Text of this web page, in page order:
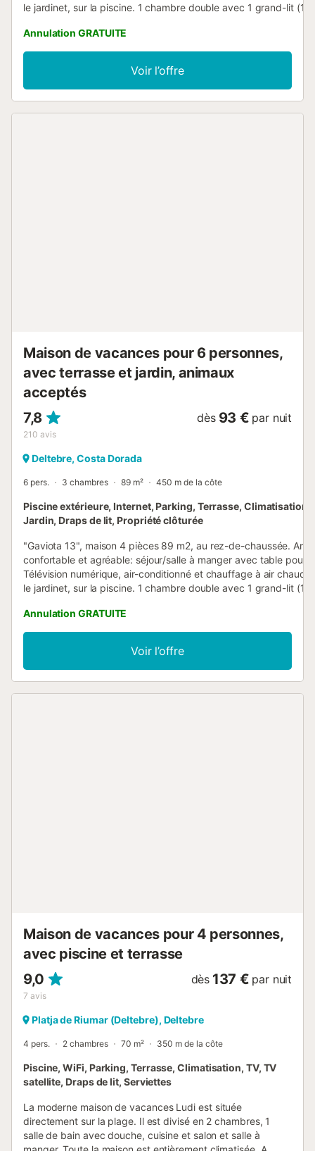
le jardinet, sur la piscine. 1 chambre double avec 1 grand-lit
avec: 2 lits (90 cm, longueur 190 cm). Cuisine (four, 4 plaques
vitrocéramiques, grille-pain, micro-ondes, congélateur, cafetière
électrique). Bain/bidet/WC. Air-conditionné, chauffage à air
Meubles de terrasse, barbecue, chaises longues (2), loggia. A
lave-linge, fer à repasser, moustiquaire. Internet (Connexion
Annulation GRATUITE
Voir l’offre
Maison de vacances pour 6 personnes,
avec terrasse et jardin, animaux
acceptés
7,8
210 avis
dès 93 € par nuit
Deltebre, Costa Dorada
6 pers. 3 chambres 89 m² 450 m de la côte
Piscine extérieure, Internet, Parking, Terrasse, Climatisation,
Jardin, Draps de lit, Propriété clôturée
"Gaviota 13", maison 4 pièces 89 m2, au rez-de-chaussée.
confortable et agréable: séjour/salle à manger avec table pour
Télévision numérique, air-conditionné et chauffage à air chaud.
le jardinet, sur la piscine. 1 chambre double avec 1 grand-lit
avec: 2 lits (90 cm, longueur 190 cm). Cuisine (four, 4 plaques
vitrocéramiques, grille-pain, micro-ondes, congélateur, cafetière
électrique). Bain/bidet/WC. Air-conditionné, chauffage à air
Meubles de terrasse, barbecue, chaises longues (2), loggia. A
lave-linge, fer à repasser, moustiquaire. Internet (Connexion
Annulation GRATUITE
Voir l’offre
Maison de vacances pour 4 personnes,
avec piscine et terrasse
9,0
7 avis
dès 137 € par nuit
Platja de Riumar (Deltebre), Deltebre
4 pers. 2 chambres 70 m² 350 m de la côte
Piscine, WiFi, Parking, Terrasse, Climatisation, TV, TV
satellite, Draps de lit, Serviettes
La moderne maison de vacances Ludi est située
directement sur la plage. Il est divisé en 2 chambres, 1
salle de bain avec douche, cuisine et salon et salle à